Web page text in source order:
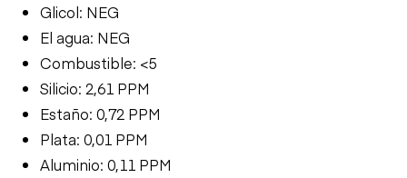
Glicol: NEG
El agua: NEG
Combustible: <5
Silicio: 2,61 PPM
Estaño: 0,72 PPM
Plata: 0,01 PPM
Aluminio: 0,11 PPM